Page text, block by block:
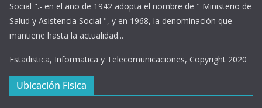
Social ".- en el año de 1942 adopta el nombre de " Ministerio de
Salud y Asistencia Social ", y en 1968, la denominación que
mantiene hasta la actualidad...
Estadistica, Informatica y Telecomunicaciones, Copyright 2020
Ubicación Fisica